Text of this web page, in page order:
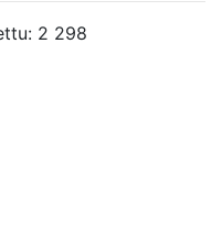
2 298